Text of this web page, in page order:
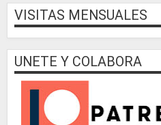
VISITAS MENSUALES
UNETE Y COLABORA